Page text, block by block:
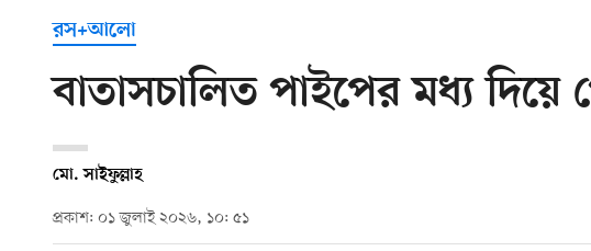
রস+আলো
বাতাসচালিত পাইপের মধ্য দিয়ে
মো. সাইফুল্লাহ
প্রকাশ: ০১ জুলাই ২০২৬, ১০: ৫১